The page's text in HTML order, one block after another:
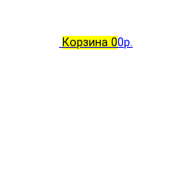
Корзина 00р.